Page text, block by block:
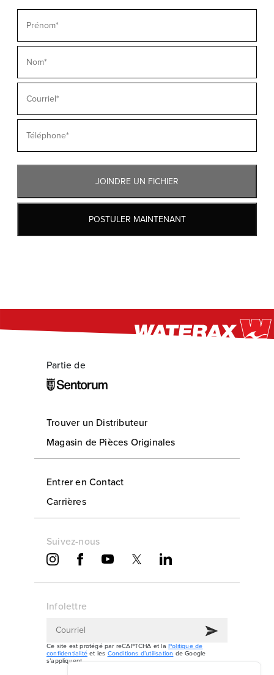
JOINDRE UN FICHIER
POSTULER MAINTENANT
Partie de
Trouver un Distributeur
Magasin de Pièces Originales
Entrer en Contact
Carrières
Suivez-nous
Infolettre
Ce site est protégé par reCAPTCHA et la Politique de
confidentialité et les Conditions d’utilisation de Google
s’appliquent.